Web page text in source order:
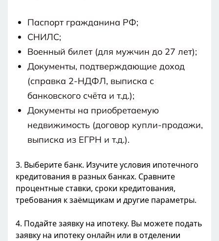
Паспорт гражданина РФ;
СНИЛС;
Военный билет (для мужчин до 27 лет);
Документы, подтверждающие доход
(справка 2-НДФЛ, выписка с
банковского счёта и т.д.);
Документы на приобретаемую
недвижимость (договор купли-продажи,
выписка из ЕГРН и т.д.).
3. Выберите банк. Изучите условия ипотечного
кредитования в разных банках. Сравните
процентные ставки, сроки кредитования,
требования к заёмщикам и другие параметры.
4. Подайте заявку на ипотеку. Вы можете подать
заявку на ипотеку онлайн или в отделении